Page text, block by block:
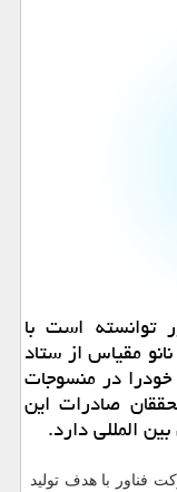
توانسته است با
مقیاس از ستاد
خودرا در منسوجات
صادرات این
المللی دارد.
فناور با هدف تولید